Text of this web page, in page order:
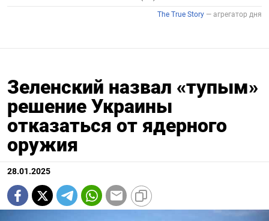
Зеленский назвал «тупым»
решение Украины
отказаться от ядерного
оружия
28.01.2025